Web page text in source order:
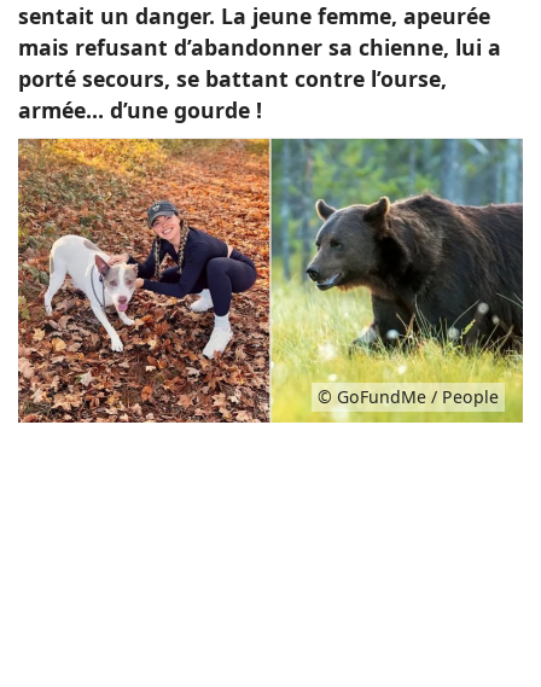
sentait un danger. La jeune femme, apeurée
mais refusant d’abandonner sa chienne, lui a
porté secours, se battant contre l’ourse,
armée… d’une gourde !
© GoFundMe / People